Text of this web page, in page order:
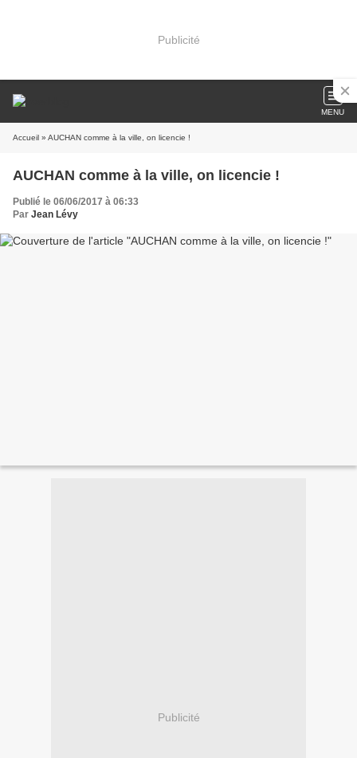
Publicité
MENU
Accueil » AUCHAN comme à la ville, on licencie !
AUCHAN comme à la ville, on licencie !
Publié le 06/06/2017 à 06:33
Par Jean Lévy
Publicité